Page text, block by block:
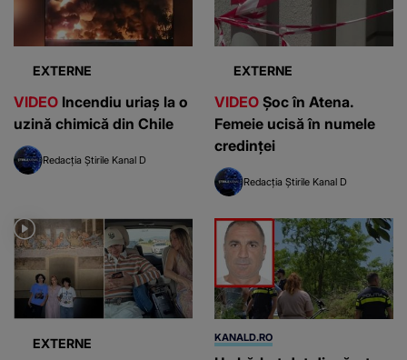
EXTERNE
VIDEO Incendiu uriaș la o
uzină chimică din Chile
Redacția Știrile Kanal D
EXTERNE
VIDEO Șoc în Atena.
Femeie ucisă în numele
credinței
Redacția Știrile Kanal D
EXTERNE KANALD.RO